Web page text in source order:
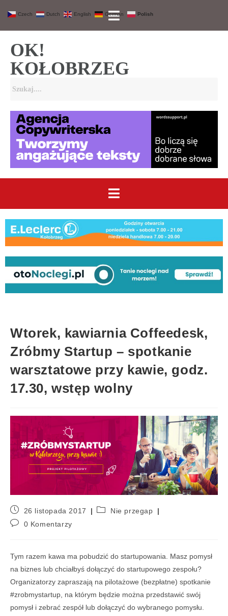
OK!
KOŁOBRZEG
Wtorek, kawiarnia Coffeedesk,
Zróbmy Startup – spotkanie
warsztatowe przy kawie, godz.
17.30, wstęp wolny
26 listopada 2017
Nie przegap
0 Komentarzy
Tym razem kawa ma pobudzić do startupowania. Masz pomysł
na biznes lub chciałbyś dołączyć do startupowego zespołu?
Organizatorzy zapraszają na pilotażowe (bezpłatne) spotkanie
#zrobmystartup, na którym będzie można przedstawić swój
pomysł i zebrać zespół lub dołączyć do wybranego pomysłu.
Czech Dutch English German Polish